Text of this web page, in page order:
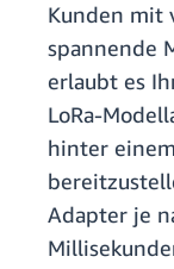
Kunden mit
spannende
erlaubt es
LoRa-
hinter
Adapter je